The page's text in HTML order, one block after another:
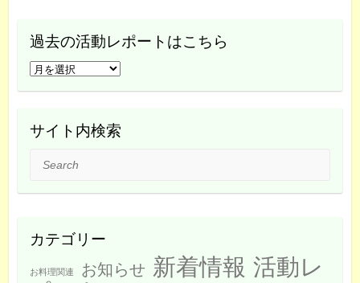
過去の活動レポートはこちら
過
活
は
サイト内検索
Search
カテゴリー
お料理関連 お知らせ 新着情報 活動レ